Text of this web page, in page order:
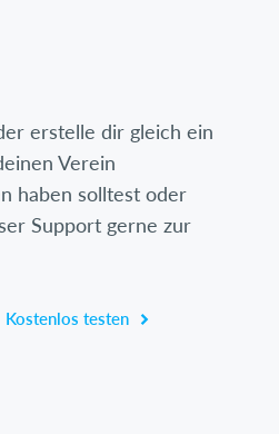
erstelle dir gleich ein
Verein
haben solltest oder
Support gerne zur
Kostenlos testen